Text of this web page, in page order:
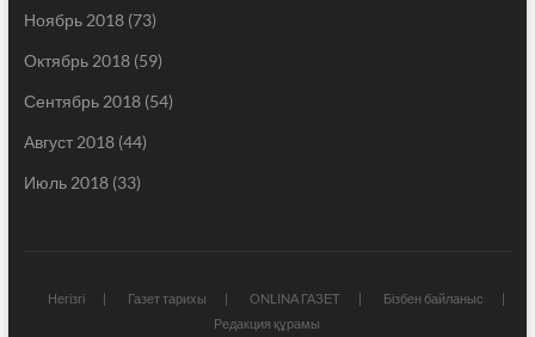
Ноябрь 2018(73)
Октябрь 2018(59)
Сентябрь 2018(54)
Август 2018(44)
Июль 2018(33)
Негізгі Газет тарихы ONLINA ГАЗЕТ
Бізбен байланыс
Редакция құрамы